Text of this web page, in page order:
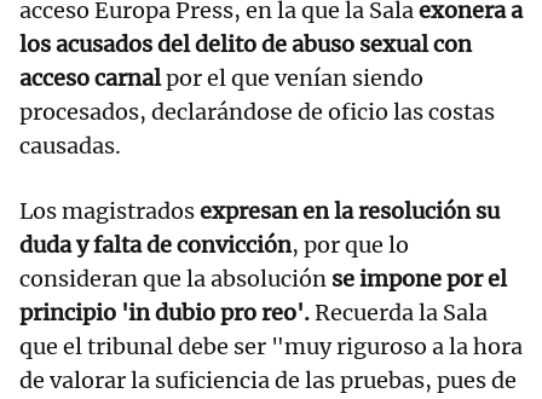
acceso Europa Press, en la que la Salaexonera a
los acusados del delito de abuso sexual con
acceso carnalpor el que venían siendo
procesados, declarándose de oficio las costas
causadas.
Los magistradosexpresan en la resolución su
duda y falta de convicción, por que lo
consideran que la absolución se impone por el
principio 'in dubio pro reo'.Recuerda la Sala
que el tribunal debe ser "muy riguroso a la hora
de valorar la suficiencia de las pruebas, pues de